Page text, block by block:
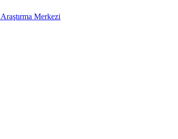
Merkezi